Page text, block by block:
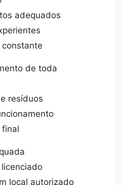
adequados
constante
de toda
resíduos
final
local autorizado